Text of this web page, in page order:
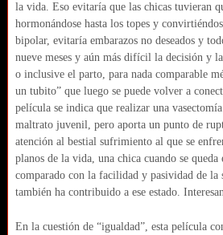
la vida. Eso evitaría que las chicas tuvieran
hormonándose hasta los topes y
bipolar, evitaría embarazos no deseados y
nueve meses y aún más difícil la decisión y
o inclusive el parto, para nada comparable
un tubito” que luego se puede volver a
película se indica que realizar una
maltrato juvenil, pero aporta un punto de
atención al bestial sufrimiento al que se
planos de la vida, una chica cuando se queda
comparado con la facilidad y pasividad de la
también ha contribuido a ese estado.
En la cuestión de “igualdad”, esta película